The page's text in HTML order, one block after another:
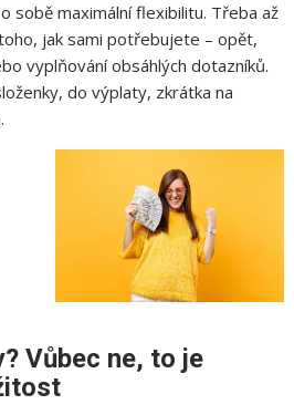
sobě maximální flexibilitu. Třeba až
jak sami potřebujete – opět,
vyplňování obsáhlých dotazníků.
do výplaty, zkrátka na
Vůbec ne, to je